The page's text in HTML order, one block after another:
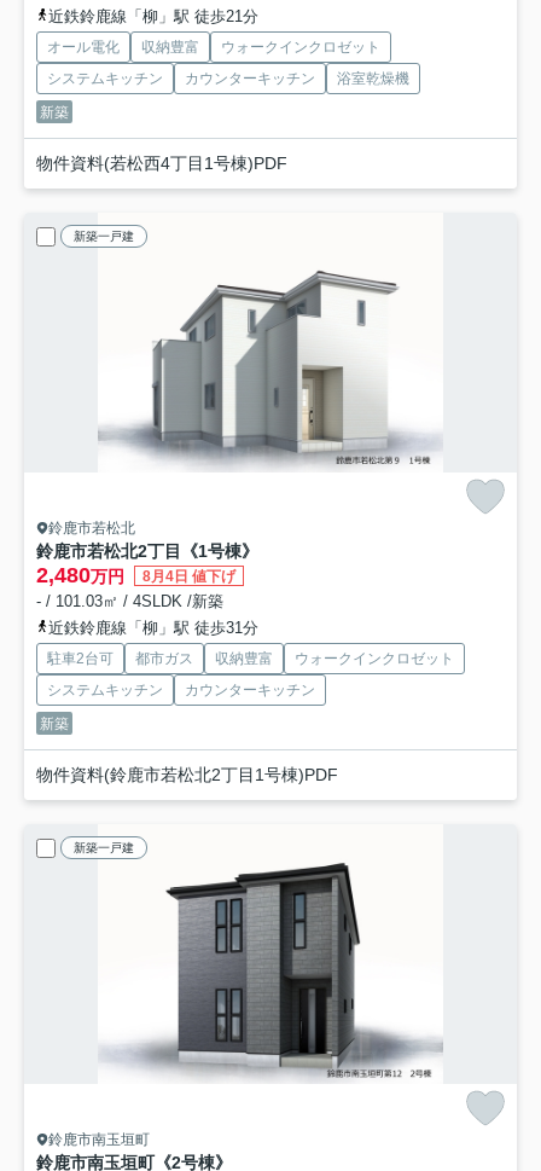
近鉄鈴鹿線「柳」駅 徒歩21分
オール電化 収納豊富
ウォークインクロゼット
システムキッチン
カウンターキッチン
浴室乾燥機
新築
物件資料(若松西4丁目1号棟)PDF
新築一戸建
鈴鹿市若松北
鈴鹿市若松北2丁目《1号棟》
2,480万円 8月4日 値下げ
- / 101.03㎡ / 4SLDK /新築
近鉄鈴鹿線「柳」駅 徒歩31分
駐車2台可 都市ガス 収納豊富
ウォークインクロゼット
システムキッチン
カウンターキッチン
新築
物件資料(鈴鹿市若松北2丁目1号棟)PDF
新築一戸建
鈴鹿市南玉垣町
鈴鹿市南玉垣町《2号棟》